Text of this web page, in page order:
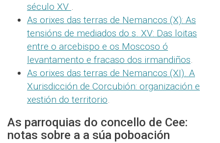
século XV .
As orixes das terras de Nemancos (X): As
tensións de mediados do s. XV: Das loitas
entre o arcebispo e os Moscoso ó
levantamento e fracaso dos irmandiños.
As orixes das terras de Nemancos (XI). A
Xurisdicción de Corcubión: organización e
xestión do territorio.
As parroquias do concello de Cee:
notas sobre a a súa poboación